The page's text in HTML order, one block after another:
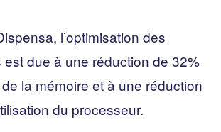
l’optimisation des
est due à une réduction de 32%
de la mémoire et à une réduction
du processeur.